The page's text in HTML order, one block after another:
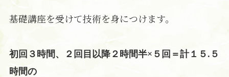
基礎講座を受けて技術を身につけます。
初回３時間、２回目以降２時間半×５回＝計１５.５
時間の